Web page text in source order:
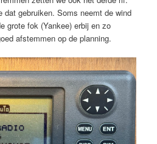
dat gebruiken. Soms neemt de wind
grote fok (Yankee) erbij en zo
afstemmen op de planning.